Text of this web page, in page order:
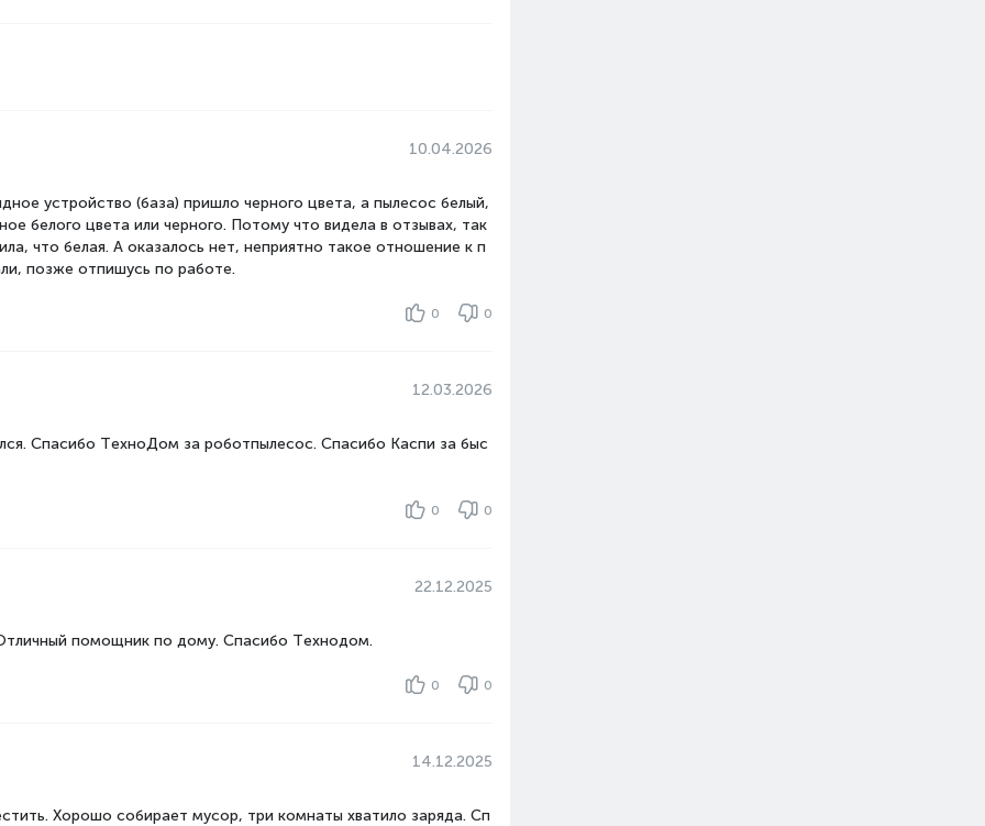
Сухая, влажная
заряде, м2
180
10.04.2026
устройство (база) пришло черного цвета, а пылесос белый,
белого цвета или черного. Потому что видела в отзывах, так
что белая. А оказалось нет, неприятно такое отношение к п
позже отпишусь по работе.
0 0
12.03.2026
Спасибо ТехноДом за роботпылесос. Спасибо Каспи за быс
0 0
22.12.2025
помощник по дому. Спасибо Технодом.
0 0
14.12.2025
Хорошо собирает мусор, три комнаты хватило заряда. Сп